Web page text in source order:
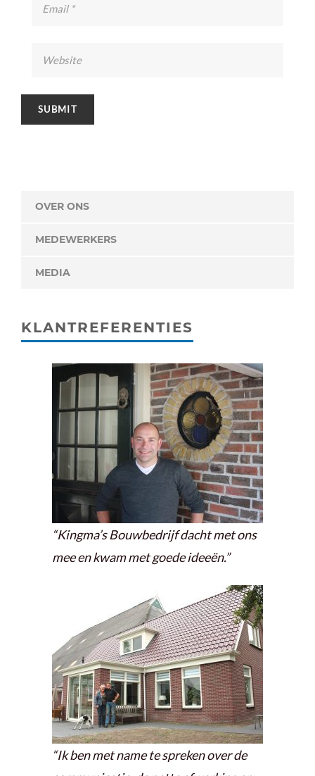
OVER ONS
MEDEWERKERS
MEDIA
KLANTREFERENTIES
“Kingma’s Bouwbedrijf dacht met ons
mee en kwam met goede ideeën.”
“Ik ben met name te spreken over de